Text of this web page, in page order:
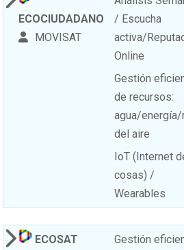
ECOCIUDADANO
MOVISAT
/ Escucha
activa/
Online
Gestión
de recursos:
agua/
del aire
IoT (Internet
cosas) /
Wearables
ECOSAT
Gestión